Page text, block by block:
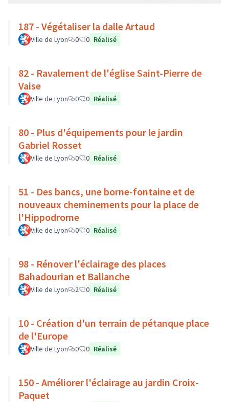
187 - Végétaliser la dalle Artaud
Ville de Lyon 0 0 Réalisé
82 - Ravalement de l'église Saint-Pierre de
Vaise
Ville de Lyon 0 0 Réalisé
80 - Plus d'équipements pour le jardin
Gabriel Rosset
Ville de Lyon 0 0 Réalisé
51 - Des bancs, une borne-fontaine et de
nouveaux cheminements pour la place de
l'Hippodrome
Ville de Lyon 0 0 Réalisé
98 - Rénover l'éclairage des places
Bahadourian et Ballanche
Ville de Lyon 2 0 Réalisé
10 - Création d'un terrain de pétanque place
de l'Europe
Ville de Lyon 0 0 Réalisé
150 - Améliorer l'éclairage au jardin Croix-
Paquet